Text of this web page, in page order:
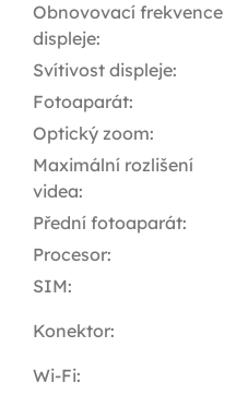
Obnovovací frekvence
displeje:
Svítivost displeje:
Fotoaparát:
Optický zoom:
Maximální rozlišení
videa:
Přední fotoaparát:
Procesor:
SIM:
Konektor:
Wi-Fi: